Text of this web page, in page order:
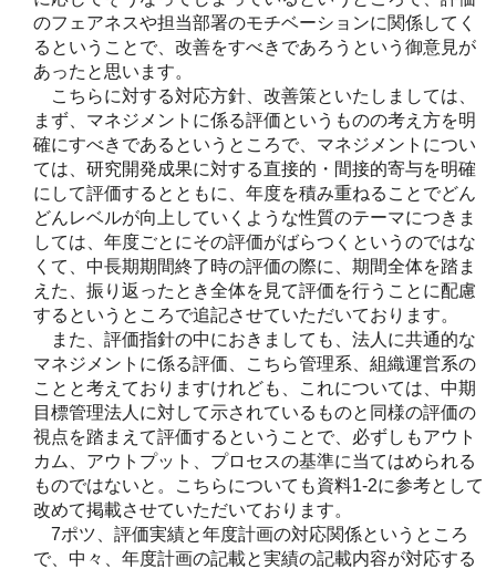
のフェアネスや担当部署のモチベーションに関係してく
るということで、改善をすべきであろうという御意見が
あったと思います。
こちらに対する対応方針、改善策といたしましては、
まず、マネジメントに係る評価というものの考え方を明
確にすべきであるというところで、マネジメントについ
ては、研究開発成果に対する直接的・間接的寄与を明確
にして評価するとともに、年度を積み重ねることでどん
どんレベルが向上していくような性質のテーマにつきま
しては、年度ごとにその評価がばらつくというのではな
くて、中長期期間終了時の評価の際に、期間全体を踏ま
えた、振り返ったとき全体を見て評価を行うことに配慮
するというところで追記させていただいております。
また、評価指針の中におきましても、法人に共通的な
マネジメントに係る評価、こちら管理系、組織運営系の
ことと考えておりますけれども、これについては、中期
目標管理法人に対して示されているものと同様の評価の
視点を踏まえて評価するということで、必ずしもアウト
カム、アウトプット、プロセスの基準に当てはめられる
ものではないと。こちらについても資料1-2に参考として
改めて掲載させていただいております。
7ポツ、評価実績と年度計画の対応関係というところ
で、中々、年度計画の記載と実績の記載内容が対応する